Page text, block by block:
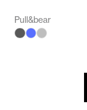
Pull&bear